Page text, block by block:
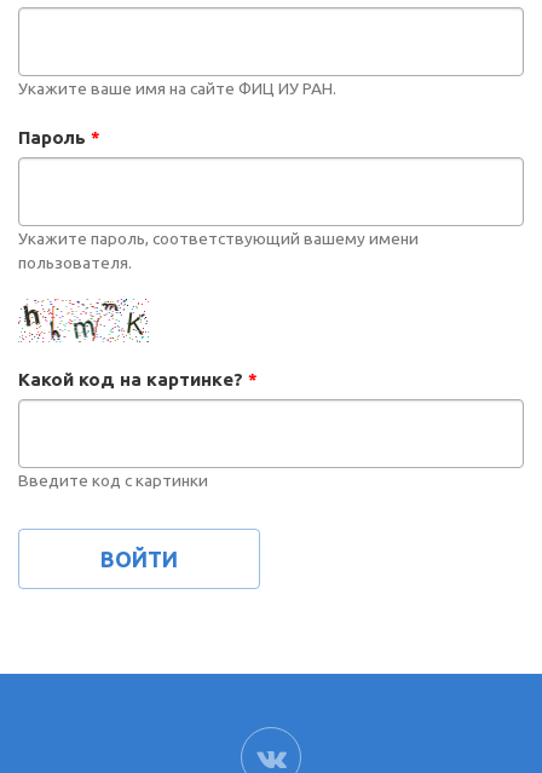
Укажите ваше имя на сайте ФИЦ ИУ РАН.
Пароль *
Укажите пароль, соответствующий вашему имени
пользователя.
Какой код на картинке? *
Введите код с картинки
ВК